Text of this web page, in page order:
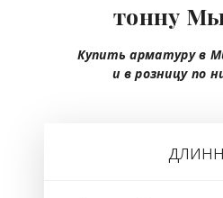
тонну
Купить арматуру в
и в розницу по